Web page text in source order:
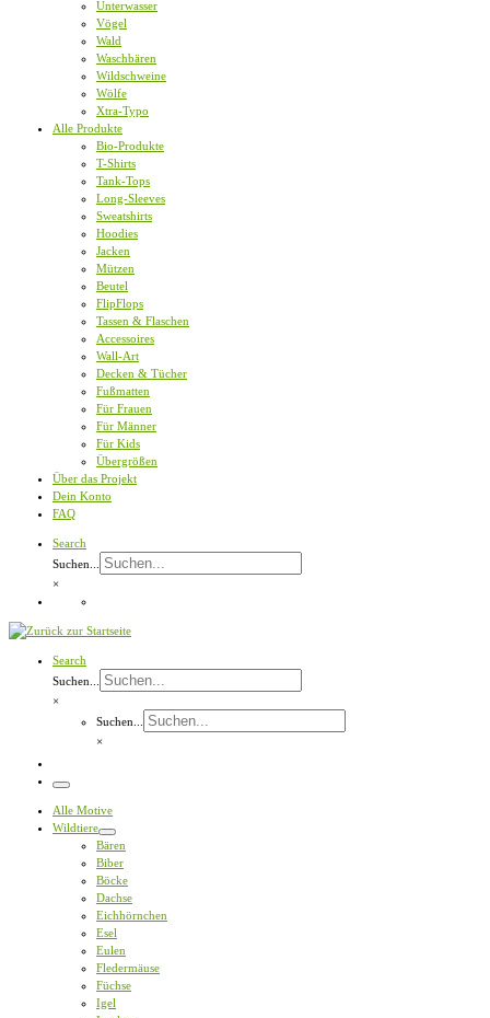
Unterwasser
Vögel
Wald
Waschbären
Wildschweine
Wölfe
Xtra-Typo
Alle Produkte
Bio-Produkte
T-Shirts
Tank-Tops
Long-Sleeves
Sweatshirts
Hoodies
Jacken
Mützen
Beutel
FlipFlops
Tassen & Flaschen
Accessoires
Wall-Art
Decken & Tücher
Fußmatten
Für Frauen
Für Männer
Für Kids
Übergrößen
Über das Projekt
Dein Konto
FAQ
Search
Suchen...
×
Search
Suchen...
×
Suchen...
×
Menü
Alle Motive
Wildtiere
Bären
Biber
Böcke
Dachse
Eichhörnchen
Esel
Eulen
Fledermäuse
Füchse
Igel